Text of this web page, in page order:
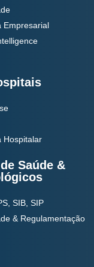
Empresarial
Hospitalar
Saúde &
SIB, SIP
& Regulamentação